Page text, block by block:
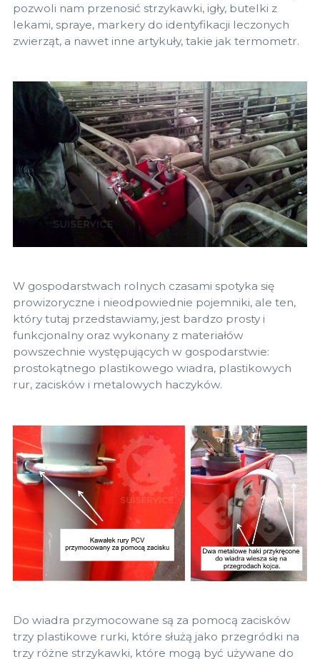
pozwoli nam przenosić strzykawki, igły, butelki z
lekami, spraye, markery do identyfikacji leczonych
zwierząt, a nawet inne artykuły, takie jak termometr.
W gospodarstwach rolnych czasami spotyka się
prowizoryczne i nieodpowiednie pojemniki, ale ten,
który tutaj przedstawiamy, jest bardzo prosty i
funkcjonalny oraz wykonany z materiałów
powszechnie występujących w gospodarstwie:
prostokątnego plastikowego wiadra, plastikowych
rur, zacisków i metalowych haczyków.
Do wiadra przymocowane są za pomocą zacisków
trzy plastikowe rurki, które służą jako przegródki na
trzy różne strzykawki, które mogą być używane do